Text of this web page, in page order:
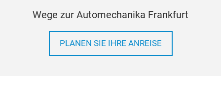
Wege zur Automechanika Frankfurt
PLANEN SIE IHRE ANREISE